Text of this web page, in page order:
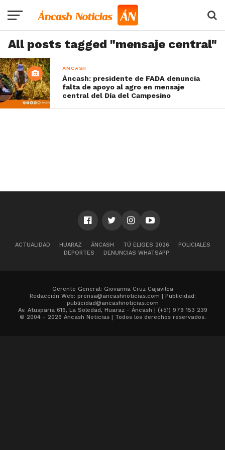
All posts tagged "mensaje central"
ÁNCASH
Áncash: presidente de FADA denuncia
falta de apoyo al agro en mensaje
central del Día del Campesino
ACTUALIDAD HUARAZ ÁNCASH TÚ ELIGES 2026
POLICIALES
DEPORTES
DENUNCIAS WHATSAPP
Gerente General: Giovanna Cruz Cajavilca
Redacción Web: prensa@ancashnoticias.com | Publicidad:
publicidad@ancashnoticias.com
Av. Atusparia 616, La Soledad, Huaraz - Áncash | (+51) 979 153 239
© 2004 - 2026 Ancash Noticias | Todos los derechos reservados.